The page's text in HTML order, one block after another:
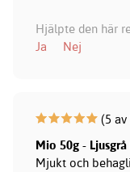
Hjälpte den här
Ja
Nej
(5 av
Mio 50g - Ljusgrå
Mjukt och